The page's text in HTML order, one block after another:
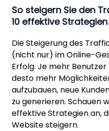
So steigern Sie den
10 effektive Strategien
Die Steigerung des
(nicht nur) im Online-
Erfolg. Je mehr
desto mehr
aufzubauen, neue
zu generieren. Schauen
effektive Strategien an,
Website steigern.